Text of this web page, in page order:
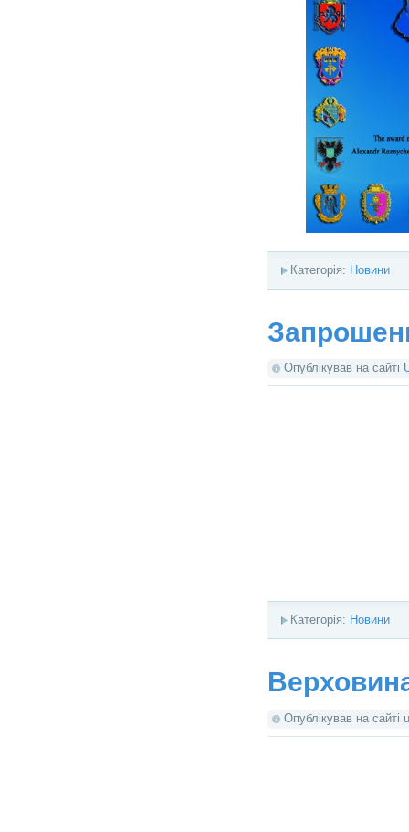
Категорія: Новини
Опублікував на сайті
Категорія: Новини
Опублікував на сайті